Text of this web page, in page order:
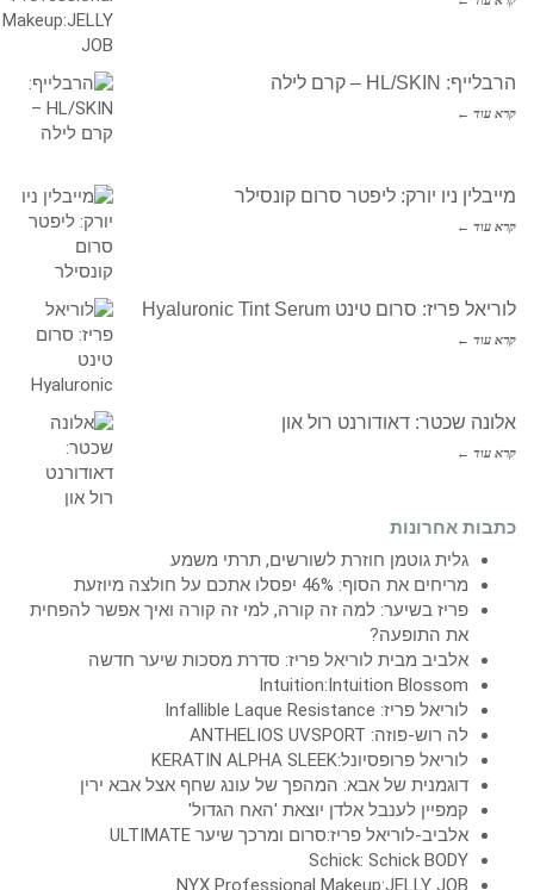
הרבלייף: HL/SKIN – קרם לילה
קרא עוד ←
מייבלין ניו יורק: ליפטר סרום קונסילר
קרא עוד ←
לוריאל פריז: סרום טינט Hyaluronic Tint Serum
קרא עוד ←
אלונה שכטר: דאודורנט רול און
קרא עוד ←
כתבות אחרונות
גלית גוטמן חוזרת לשורשים, תרתי משמע
מריחים את הסוף: 46% יפסלו אתכם על חולצה מיוזעת
פריז בשיער: למה זה קורה, למי זה קורה ואיך אפשר להפחית
את התופעה?
אלביב מבית לוריאל פריז: סדרת מסכות שיער חדשה
Intuition:Intuition Blossom
לוריאל פריז: Infallible Laque Resistance
לה רוש-פוזה: ANTHELIOS UVSPORT
לוריאל פרופסיונל:KERATIN ALPHA SLEEK
דוגמנית של אבא: המהפך של עונג שחף אצל אבא ירין
קמפיין לענבל אלדן יוצאת 'האח הגדול'
אלביב-לוריאל פריז:סרום ומרכך שיער ULTIMATE
Schick: Schick BODY
NYX Professional Makeup:JELLY JOB